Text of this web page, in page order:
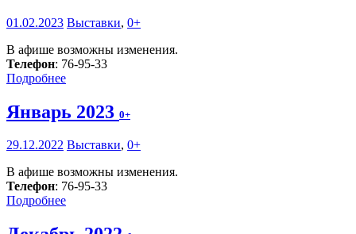
01.02.2023 Выставки, 0+
В афише возможны изменения.
Телефон: 76-95-33
Подробнее
Январь 2023 0+
29.12.2022 Выставки, 0+
В афише возможны изменения.
Телефон: 76-95-33
Подробнее